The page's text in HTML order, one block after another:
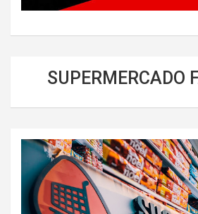
SUPERMERCADO